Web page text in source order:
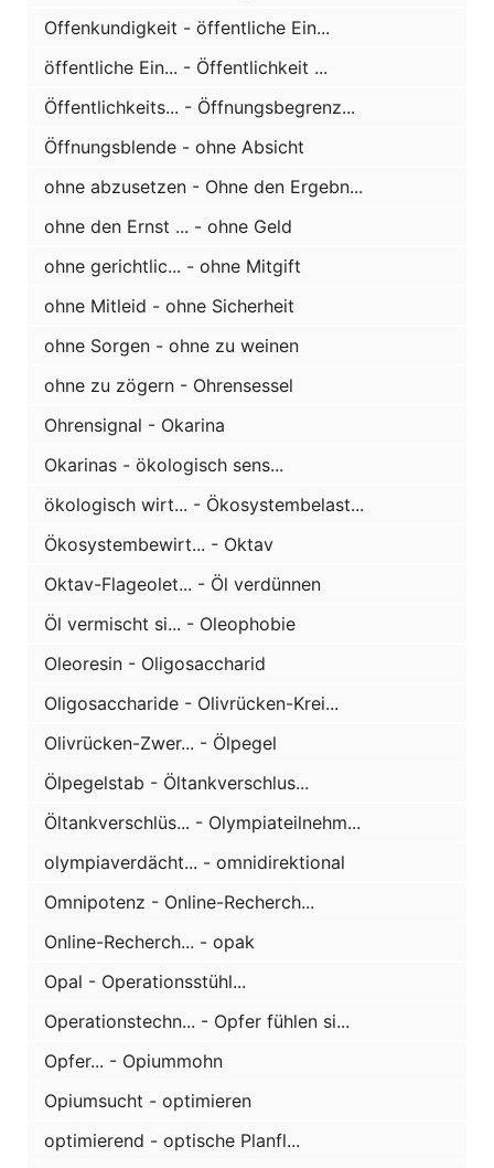
Offenkundigkeit - öffentliche Ein...
öffentliche Ein... - Öffentlichkeit ...
Öffentlichkeits... - Öffnungsbegrenz...
Öffnungsblende - ohne Absicht
ohne abzusetzen - Ohne den Ergebn...
ohne den Ernst ... - ohne Geld
ohne gerichtlic... - ohne Mitgift
ohne Mitleid - ohne Sicherheit
ohne Sorgen - ohne zu weinen
ohne zu zögern - Ohrensessel
Ohrensignal - Okarina
Okarinas - ökologisch sens...
ökologisch wirt... - Ökosystembelast...
Ökosystembewirt... - Oktav
Oktav-Flageolet... - Öl verdünnen
Öl vermischt si... - Oleophobie
Oleoresin - Oligosaccharid
Oligosaccharide - Olivrücken-Krei...
Olivrücken-Zwer... - Ölpegel
Ölpegelstab - Öltankverschlus...
Öltankverschlüs... - Olympiateilnehm...
olympiaverdächt... - omnidirektional
Omnipotenz - Online-Recherch...
Online-Recherch... - opak
Opal - Operationsstühl...
Operationstechn... - Opfer fühlen si...
Opfer... - Opiummohn
Opiumsucht - optimieren
optimierend - optische Planfl...